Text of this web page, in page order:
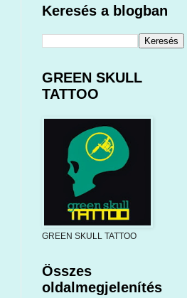
Keresés a blogban
GREEN SKULL
TATTOO
GREEN SKULL TATTOO
Összes
oldalmegjelenítés